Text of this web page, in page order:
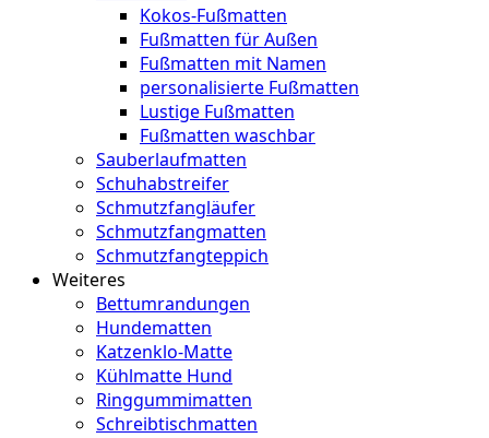
Kokos-Fußmatten
Fußmatten für Außen
Fußmatten mit Namen
personalisierte Fußmatten
Lustige Fußmatten
Fußmatten waschbar
Sauberlaufmatten
Schuhabstreifer
Schmutzfangläufer
Schmutzfangmatten
Schmutzfangteppich
Weiteres
Bettumrandungen
Hundematten
Katzenklo-Matte
Kühlmatte Hund
Ringgummimatten
Schreibtischmatten